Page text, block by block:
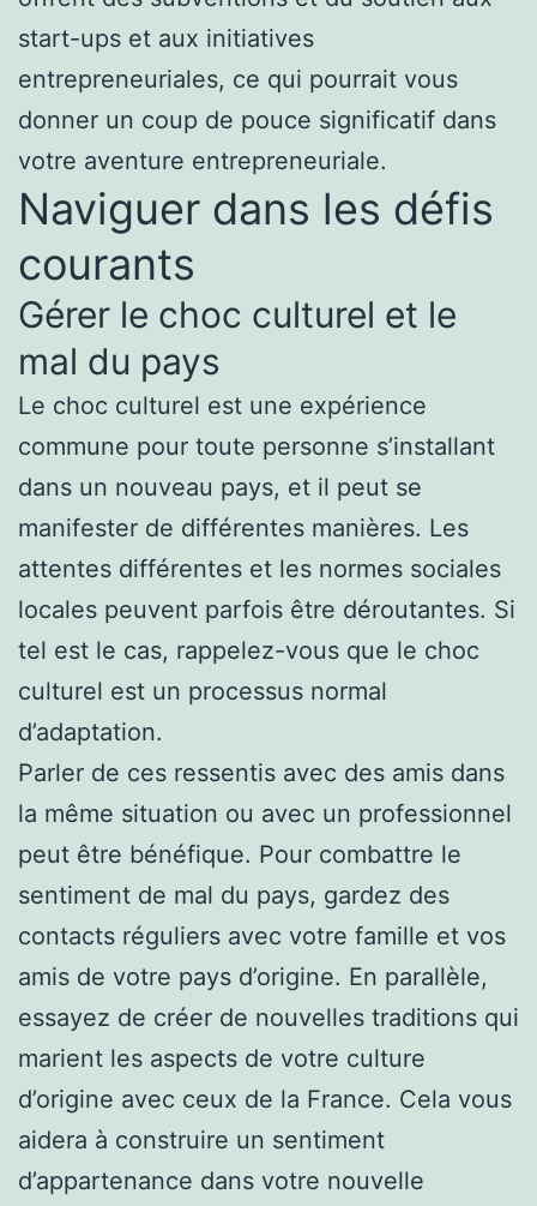
start-ups et aux initiatives
entrepreneuriales, ce qui pourrait vous
donner un coup de pouce significatif dans
votre aventure entrepreneuriale.
Naviguer dans les défis
courants
Gérer le choc culturel et le
mal du pays
Le choc culturel est une expérience
commune pour toute personne s’installant
dans un nouveau pays, et il peut se
manifester de différentes manières. Les
attentes différentes et les normes sociales
locales peuvent parfois être déroutantes. Si
tel est le cas, rappelez-vous que le choc
culturel est un processus normal
d’adaptation.
Parler de ces ressentis avec des amis dans
la même situation ou avec un professionnel
peut être bénéfique. Pour combattre le
sentiment de mal du pays, gardez des
contacts réguliers avec votre famille et vos
amis de votre pays d’origine. En parallèle,
essayez de créer de nouvelles traditions qui
marient les aspects de votre culture
d’origine avec ceux de la France. Cela vous
aidera à construire un sentiment
d’appartenance dans votre nouvelle